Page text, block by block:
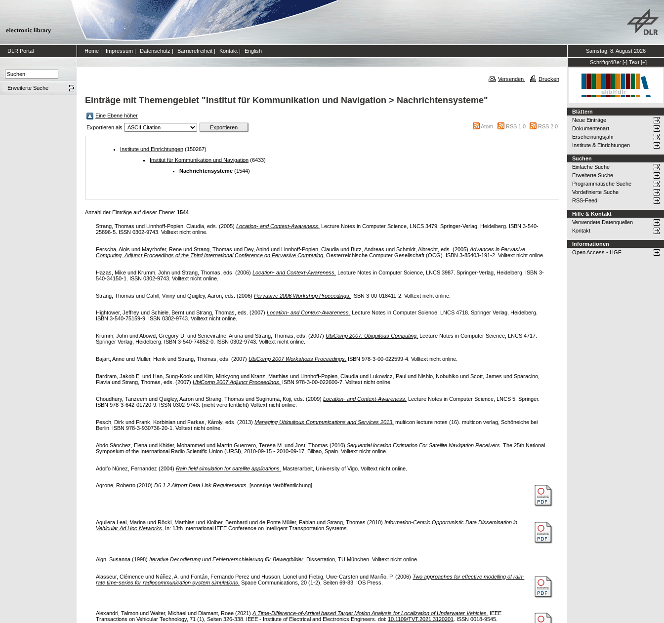
DLR Portal Home | Impressum | Datenschutz | Barrierefreiheit | Kontakt | English
Samstag, 8. August 2026
Schriftgröße: [-] Text [+]
Erweiterte Suche
Versenden Drucken
Einträge mit Themengebiet "Institut für Kommunikation und Navigation > Nachrichtensysteme"
Eine Ebene höher
Exportieren als
Atom RSS 1.0 RSS 2.0
Institute und Einrichtungen (150267)
Institut für Kommunikation und Navigation (6433)
Nachrichtensysteme (1544)
Anzahl der Einträge auf dieser Ebene: 1544
Strang, Thomas und Linnhoff-Popien, Claudia , eds. (2005)Location- and Context-Awareness.
Lecture Notes in Computer Science, LNCS 3479. Springer-Verlag, Heidelberg. ISBN 3-540-
25896-5. ISSN 0302-9743. Volltext nicht online.
Ferscha, Alois undMayrhofer, Rene undStrang, Thomas undDey, Anind undLinnhoff-Popien, Claudia undButz, Andreas undSchmidt, Albrecht , eds. (2005)Advances in Pervasive
Computing. Adjunct Proceedings of the Third International Conference on Pervasive Computing. Oesterreichische Computer Gesellschaft (OCG). ISBN 3-85403-191-2. Volltext nicht online.
Hazas, Mike undKrumm, John undStrang, Thomas , eds. (2006)Location- and Context-Awareness. Lecture Notes in Computer Science, LNCS 3987. Springer-Verlag, Heidelberg. ISBN 3-
540-34150-1. ISSN 0302-9743. Volltext nicht online.
Strang, Thomas undCahill, Vinny undQuigley, Aaron , eds. (2006)Pervasive 2006 Workshop Proceedings. ISBN 3-00-018411-2. Volltext nicht online.
Hightower, Jeffrey undSchiele, Bernt undStrang, Thomas , eds. (2007)Location- and Context-Awareness.
Lecture Notes in Computer Science, LNCS 4718. Springer Verlag, Heidelberg.
ISBN 3-540-75159-9. ISSN 0302-9743. Volltext nicht online.
Krumm, John undAbowd, Gregory D. undSeneviratne, Aruna undStrang, Thomas , eds. (2007)UbiComp 2007: Ubiquitous Computing. Lecture Notes in Computer Science, LNCS 4717.
Springer Verlag, Heidelberg. ISBN 3-540-74852-0. ISSN 0302-9743. Volltext nicht online.
Bajart, Anne undMuller, Henk undStrang, Thomas , eds. (2007)UbiComp 2007 Workshops Proceedings. ISBN 978-3-00-022599-4. Volltext nicht online.
Bardram, Jakob E. undHan, Sung-Kook undKim, Minkyong undKranz, Matthias undLinnhoff-Popien, Claudia undLukowicz, Paul undNishio, Nobuhiko undScott, James undSparacino,
Flavia undStrang, Thomas , eds. (2007)UbiComp 2007 Adjunct Proceedings. ISBN 978-3-00-022600-7. Volltext nicht online.
Choudhury, Tanzeem undQuigley, Aaron undStrang, Thomas undSuginuma, Koji , eds. (2009)Location- and Context-Awareness.
Lecture Notes in Computer Science, LNCS 5. Springer.
ISBN 978-3-642-01720-9. ISSN 0302-9743. (nicht veröffentlicht) Volltext nicht online.
Pesch, Dirk undFrank, Korbinian undFarkas, Károly, eds. (2013)Managing Ubiquitous Communications and Services 2013. multicon lecture notes (16). multicon verlag, Schöneiche bei
Berlin. ISBN 978-3-930736-20-1. Volltext nicht online.
Abdo Sánchez, Elena undKhider, Mohammed undMartín Guerrero, Teresa M. undJost, Thomas (2010)Sequential location Estimation For Satellite Navigation Receivers. The 25th National
Symposium of the International Radio Scientific Union (URSI), 2010-09-15 - 2010-09-17, Bilbao, Spain. Volltext nicht online.
Adolfo Núnez, Fernandez (2004)Rain field simulation for satellite applications. Masterarbeit, University of Vigo. Volltext nicht online.
Agrone, Roberto (2010)D6.1.2 Airport Data Link Requirements. [sonstige Veröffentlichung]
Aguilera Leal, Marina undRöckl, Matthias undKloiber, Bernhard undde Ponte Müller, Fabian undStrang, Thomas (2010)Information-Centric Opportunistic Data Dissemination in
Vehicular Ad Hoc Networks. In: 13th International IEEE Conference on Intelligent Transportation Systems.
Aign, Susanna (1998)Iterative Decodierung und Fehlerverschleierung für Bewegtbilder. Dissertation, TU München. Volltext nicht online.
Alasseur, Clémence undNúñez, A. undFontán, Fernando Perez undHusson, Lionel undFiebig, Uwe-Carsten undMariño, P. (2006) Two approaches for effective modelling of rain-
rate time-series for radiocommunication system simulations. Space Communications, 20 (1-2), Seiten 69-83. IOS Press.
Alexandri, Talmon undWalter, Michael und Diamant, Roee (2021)A Time-Difference-of-Arrival based Target Motion Analysis for Localization of Underwater Vehicles.
IEEE
Transactions on Vehicular Technology, 71 (1), Seiten 326-338. IEEE - Institute of Electrical and Electronics Engineers. doi: 10.1109/TVT.2021.3120201 . ISSN 0018-9545.
Blättern
Neue Einträge
Dokumentenart
Erscheinungsjahr
Institute & Einrichtungen
Suchen
Einfache Suche
Erweiterte Suche
Programmatische Suche
Vordefinierte Suche
RSS-Feed
Hilfe & Kontakt
Verwendete Datenquellen
Kontakt
Informationen
Open Access - HGF